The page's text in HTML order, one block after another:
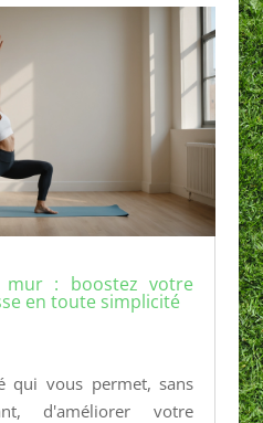
mur : boostez votre
en toute simplicité
qui vous permet, sans
d'améliorer votre